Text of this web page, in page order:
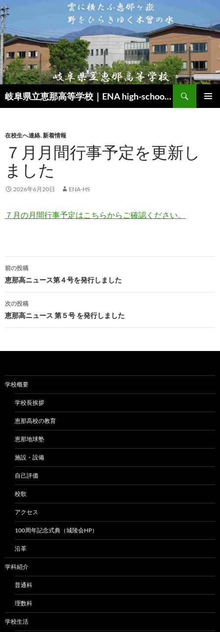
岐阜県立恵那高等学校｜ENA high-school｜SSH（スーパーサイエンスハイスクール）
索
ン
ツ
ス
キ
ッ
在校生へ連絡,新着情報
７月月間行事予定を更新し
ました
2026年6月20日 ENA-HS
７月の月間行事予定はこちらからご確認ください。
投
稿
ナ
ビ
ー
ョ
ン
前の投稿
恵那高ニュース第４号を発行しました
次の投稿
恵那高ニュース 第５号 を発行しました
学校概要
学校長挨拶
恵那高校の教育
恵那地球塾
施設・設備
自己評価
校歌
アクセス
100周年記念式典（城陵会HP）
沿革
学科紹介
普通科
理数科
学校生活